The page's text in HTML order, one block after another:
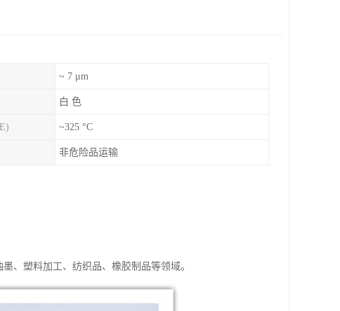
~ 7 μm
白 色
~325 °C
非危险品运输
、塑料加工、纺织品、橡胶制品等领域。